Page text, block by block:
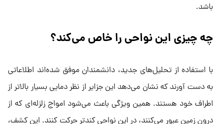
باشد.
چه چیزی این نواحی را خاص می‌کند؟
با استفاده از تحلیل‌های جدید، دانشمندان موفق شده‌اند اطلاعاتی
به دست آورند که نشان می‌دهد این جزایر از نظر دمایی بسیار بالاتر از
اطراف خود هستند. همین ویژگی باعث می‌شود امواج زلزله‌ای که از
درون زمین عبور می‌کنند، در این نواحی کندتر حرکت کنند. این کشف،